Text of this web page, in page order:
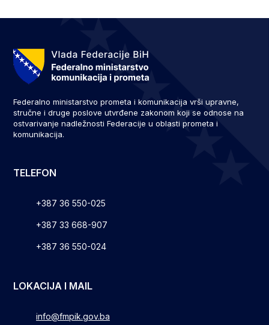
Federalno ministarstvo prometa i komunikacija vrši upravne,
stručne i druge poslove utvrđene zakonom koji se odnose na
ostvarivanje nadležnosti Federacije u oblasti prometa i
komunikacija.
TELEFON
+387 36 550-025
+387 33 668-907
+387 36 550-024
LOKACIJA I MAIL
info@fmpik.gov.ba